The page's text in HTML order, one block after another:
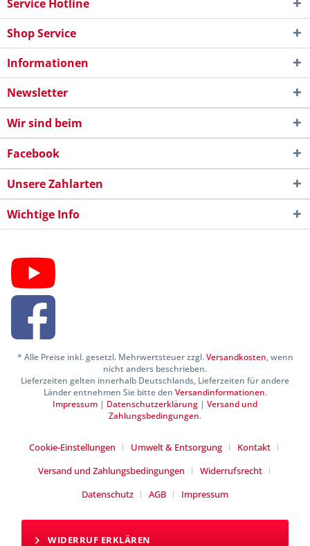
Service Hotline
Shop Service
Informationen
Newsletter
Wir sind beim
Facebook
Unsere Zahlarten
Wichtige Info
* Alle Preise inkl. gesetzl. Mehrwertsteuer zzgl.Versandkosten, wenn
nicht anders beschrieben.
Lieferzeiten gelten innerhalb Deutschlands, Lieferzeiten für andere
Länder entnehmen Sie bitte den Versandinformationen.
Impressum | Datenschutzerklärung | Versand und
Zahlungsbedingungen.
Cookie-Einstellungen Umwelt & Entsorgung
Kontakt
Versand und Zahlungsbedingungen
Widerrufsrecht
Datenschutz
AGB Impressum
WIDERRUF ERKLÄREN